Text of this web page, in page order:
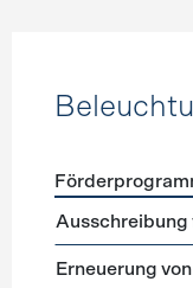
Erneuerung